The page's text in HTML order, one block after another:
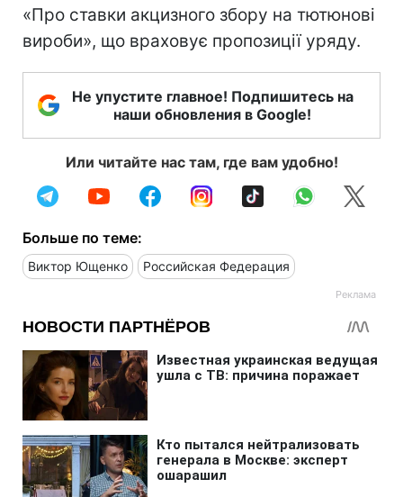
«Про ставки акцизного збору на тютюнові
вироби», що враховує пропозиції уряду.
Не упустите главное! Подпишитесь на
наши обновления в Google!
Или читайте нас там, где вам удобно!
Больше по теме:
Виктор Ющенко Российская Федерация